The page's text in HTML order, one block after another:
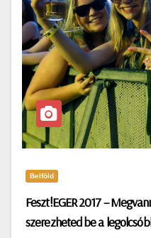
Belföld
Feszt!EGER 2017 –
szerezheted be a